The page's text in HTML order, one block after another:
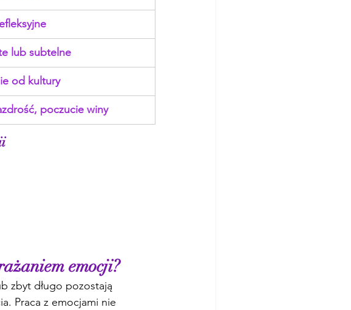
lub subtelne
od kultury
poczucie winy
emocji?
zbyt długo pozostają
Praca z emocjami nie